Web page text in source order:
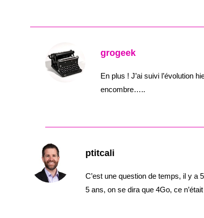
grogeek
En plus ! J’ai suivi l’évolution
encombre…..
ptitcali
C’est une question de temps, il y a
5 ans, on se dira que 4Go, ce